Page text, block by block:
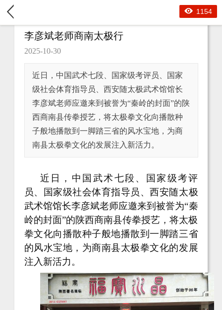
1154
李彦斌老师商南太极行
2025-10-30
近日，中国武术七段、国家级考评员、国家
级社会体育指导员、西安随太极武术馆馆长
李彦斌老师应邀来到被誉为“秦岭的封面”的陕
西商南县传拳授艺，将太极拳文化向播散种
子般地播散到一脚踏三省的风水宝地，为商
南县太极拳文化的发展注入新活力。
近日，中国武术七段、国家级考评
员、国家级社会体育指导员、西安随太极
武术馆馆长李彦斌老师应邀来到被誉为“秦
岭的封面”的陕西商南县传拳授艺，将太极
拳文化向播散种子般地播散到一脚踏三省
的风水宝地，为商南县太极拳文化的发展
注入新活力。